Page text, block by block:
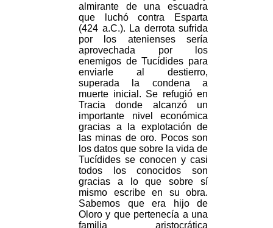
almirante de una escuadra
que luchó contra Esparta
(424 a.C.). La derrota sufrida
por los atenienses sería
aprovechada por los
enemigos de Tucídides para
enviarle al destierro,
superada la condena a
muerte inicial. Se refugió en
Tracia donde alcanzó un
importante nivel económica
gracias a la explotación de
las minas de oro. Pocos son
los datos que sobre la vida de
Tucídides se conocen y casi
todos los conocidos son
gracias a lo que sobre sí
mismo escribe en su obra.
Sabemos que era hijo de
Oloro y que pertenecía a una
familia aristocrática